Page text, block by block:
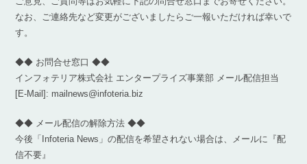
なお、ご連絡先など変更がございましたらご一報いただければ幸いで
す。
◆◆ お問合せ窓口 ◆◆
インフォテリア株式会社 エンタープライズ事業部 メール配信担当
[E-Mail]: mailnews@infoteria.biz
◆◆ メール配信の解除方法 ◆◆
今後「Infoteria News」の配信を希望されない場合は、メールに『配
信不要』